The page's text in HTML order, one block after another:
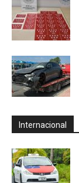
Internacional